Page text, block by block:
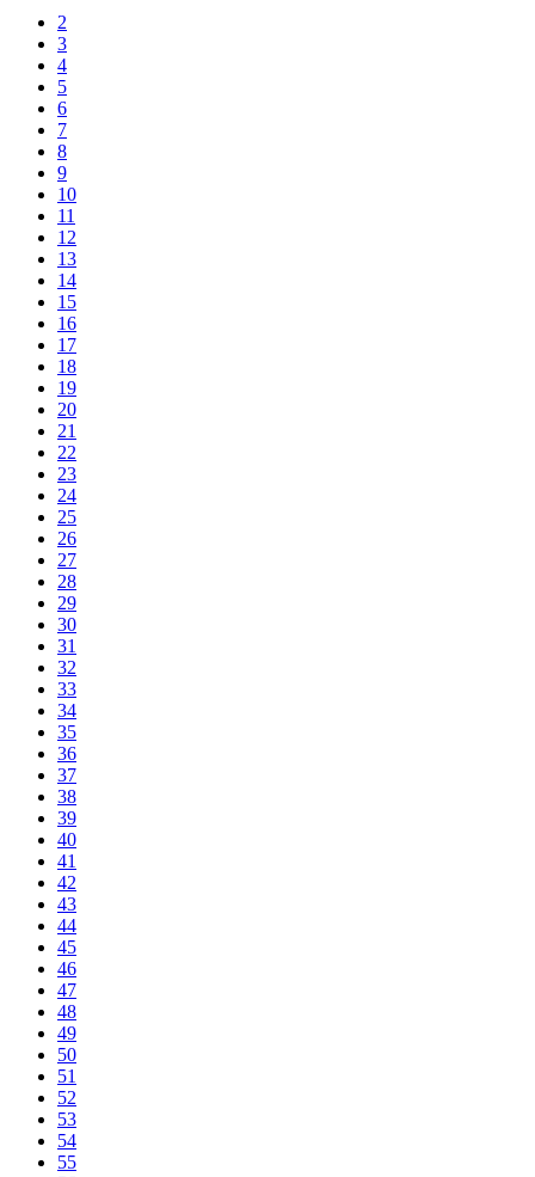
2
3
4
5
6
7
8
9
10
11
12
13
14
15
16
17
18
19
20
21
22
23
24
25
26
27
28
29
30
31
32
33
34
35
36
37
38
39
40
41
42
43
44
45
46
47
48
49
50
51
52
53
54
55